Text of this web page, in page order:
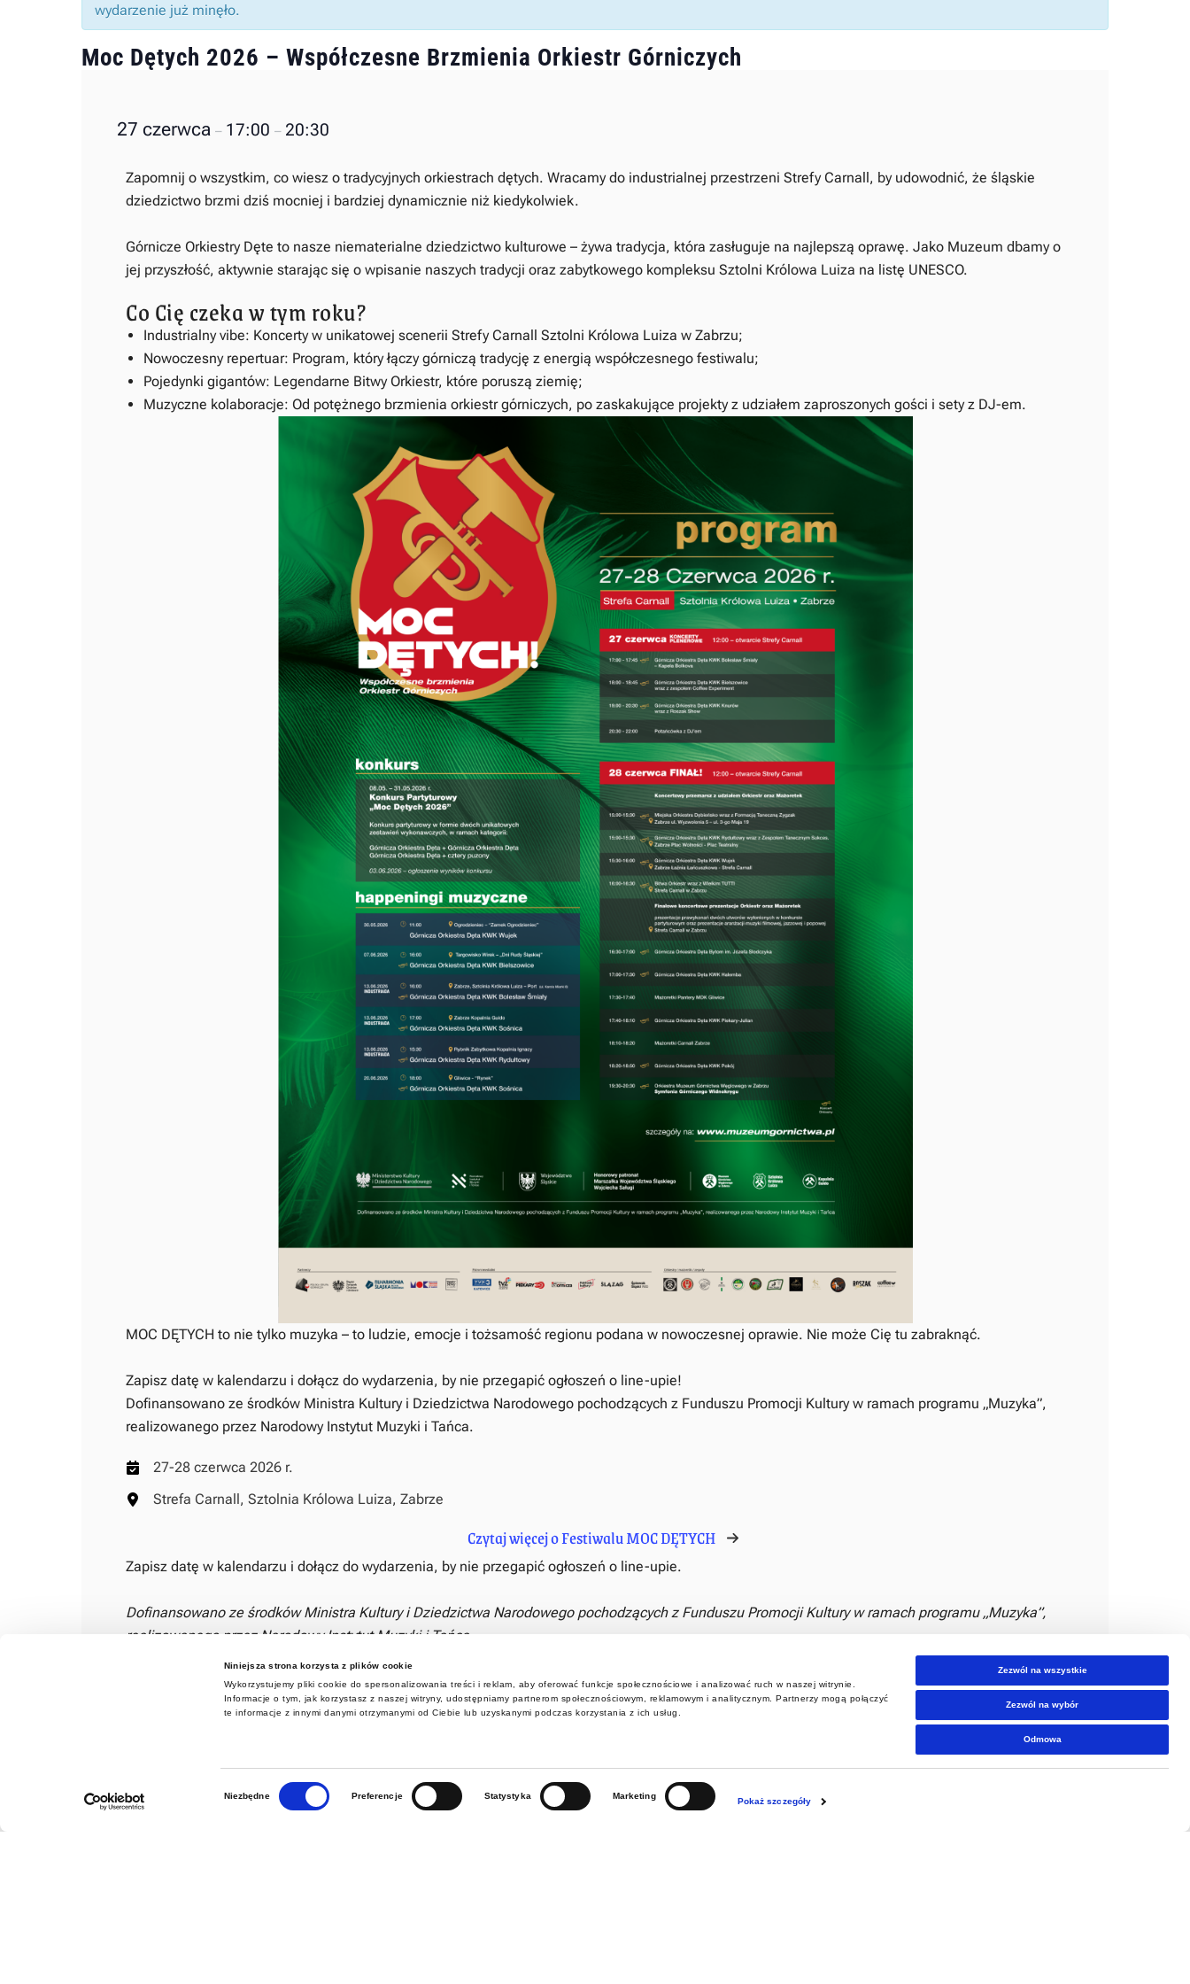
Niniejsza strona korzysta z plików cookie
Wykorzystujemy pliki cookie do spersonalizowania treści i reklam, aby oferować funkcje społecznościowe i analizować ruch w naszej witrynie.
Informacje o tym, jak korzystasz z naszej witryny, udostępniamy partnerom społecznościowym, reklamowym i analitycznym. Partnerzy mogą połączyć
te informacje z innymi danymi otrzymanymi od Ciebie lub uzyskanymi podczas korzystania z ich usług.
Niezbędne Preferencje Statystyka Marketing
Pokaż szczegóły
Zezwól na wszystkie
Zezwól na wybór
Odmowa
wydarzenie już minęło.
Moc Dętych 2026 – Współczesne Brzmienia Orkiestr Górniczych
27 czerwca – 17:00 – 20:30
Zapomnij o wszystkim, co wiesz o tradycyjnych orkiestrach dętych. Wracamy do industrialnej przestrzeni Strefy Carnall, by udowodnić, że śląskie
dziedzictwo brzmi dziś mocniej i bardziej dynamicznie niż kiedykolwiek.
Górnicze Orkiestry Dęte to nasze niematerialne dziedzictwo kulturowe – żywa tradycja, która zasługuje na najlepszą oprawę. Jako Muzeum dbamy o
jej przyszłość, aktywnie starając się o wpisanie naszych tradycji oraz zabytkowego kompleksu Sztolni Królowa Luiza na listę UNESCO.
Co Cię czeka w tym roku?
Industrialny vibe: Koncerty w unikatowej scenerii Strefy Carnall Sztolni Królowa Luiza w Zabrzu;
Nowoczesny repertuar: Program, który łączy górniczą tradycję z energią współczesnego festiwalu;
Pojedynki gigantów: Legendarne Bitwy Orkiestr, które poruszą ziemię;
Muzyczne kolaboracje: Od potężnego brzmienia orkiestr górniczych, po zaskakujące projekty z udziałem zaproszonych gości i sety z DJ-em.
MOC DĘTYCH to nie tylko muzyka – to ludzie, emocje i tożsamość regionu podana w nowoczesnej oprawie. Nie może Cię tu zabraknąć.
Zapisz datę w kalendarzu i dołącz do wydarzenia, by nie przegapić ogłoszeń o line-upie!
Dofinansowano ze środków Ministra Kultury i Dziedzictwa Narodowego pochodzących z Funduszu Promocji Kultury w ramach programu „Muzyka”,
realizowanego przez Narodowy Instytut Muzyki i Tańca.
27-28 czerwca 2026 r.
Strefa Carnall, Sztolnia Królowa Luiza, Zabrze
Czytaj więcej o Festiwalu MOC DĘTYCH
Zapisz datę w kalendarzu i dołącz do wydarzenia, by nie przegapić ogłoszeń o line-upie.
Dofinansowano ze środków Ministra Kultury i Dziedzictwa Narodowego pochodzących z Funduszu Promocji Kultury w ramach programu „Muzyka”,
realizowanego przez Narodowy Instytut Muzyki i Tańca.